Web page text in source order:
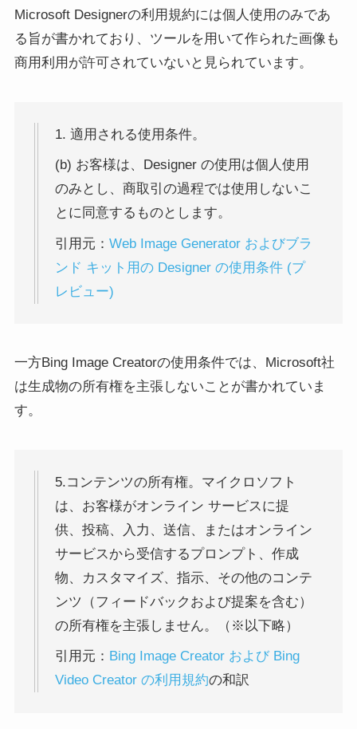
Microsoft Designerの利用規約には個人使用のみであ
る旨が書かれており、ツールを用いて作られた画像も
商用利用が許可されていないと見られています。
1. 適用される使用条件。
(b) お客様は、Designer の使用は個人使用
のみとし、商取引の過程では使用しないこ
とに同意するものとします。
引用元： Web Image Generator およびブラ
ンド キット用の Designer の使用条件 (プ
レビュー)
一方Bing Image Creatorの使用条件では、Microsoft社
は生成物の所有権を主張しないことが書かれていま
す。
5.コンテンツの所有権。マイクロソフト
は、お客様がオンライン サービスに提
供、投稿、入力、送信、またはオンライン
サービスから受信するプロンプト、作成
物、カスタマイズ、指示、その他のコンテ
ンツ（フィードバックおよび提案を含む）
の所有権を主張しません。（※以下略）
引用元： Bing Image Creator および Bing
Video Creator の利用規約の和訳